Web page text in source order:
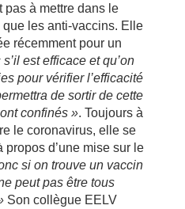
pas à mettre dans le
les anti-vaccins. Elle
récemment pour un
s’il est efficace et qu’on
pour vérifier l’efficacité
de sortir de cette
confinés ». Toujours à
le coronavirus, elle se
propos d’une mise sur le
si on trouve un vaccin
peut pas être tous
Son collègue EELV